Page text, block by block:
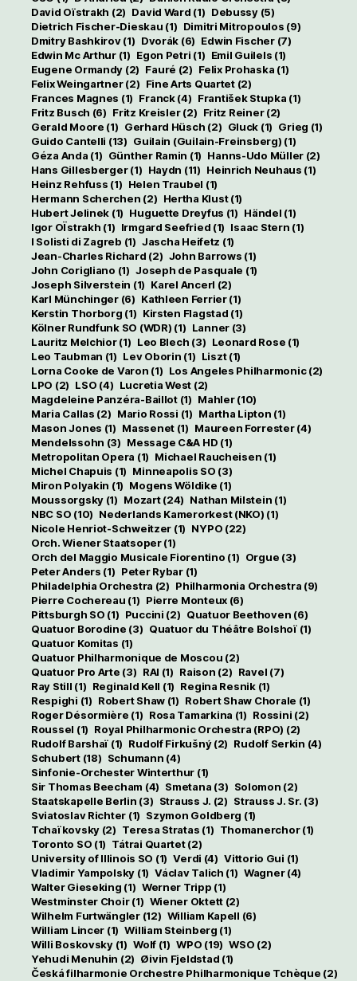
David Oïstrakh (2) David Ward (1) Debussy(5)
Dietrich Fischer-Dieskau (1) Dimitri Mitropoulos (9)
Dmitry Bashkirov(1) Dvorák (6) Edwin Fischer(7)
Edwin Mc Arthur(1) Egon Petri (1) Emil Guilels (1)
Eugene Ormandy (2) Fauré (2) Felix Prohaska (1)
Felix Weingartner(2) Fine Arts Quartet(2)
Frances Magnes (1) Franck(4) František Stupka (1)
Fritz Busch (6) Fritz Kreisler(2) Fritz Reiner(2)
Gerald Moore (1) Gerhard Hüsch (2) Gluck (1) Grieg (1)
Guido Cantelli (13) Guilain (Guilain-Freinsberg) (1)
Géza Anda (1) Günther Ramin (1) Hanns-Udo Müller (2)
Hans Gillesberger(1) Haydn (11) Heinrich Neuhaus (1)
Heinz Rehfuss (1) Helen Traubel (1)
Hermann Scherchen (2) Hertha Klust(1)
Hubert Jelinek (1) Huguette Dreyfus (1) Händel (1)
Igor OÏstrakh (1) Irmgard Seefried (1) Isaac Stern (1)
I Solisti di Zagreb (1) Jascha Heifetz (1)
Jean-Charles Richard (2) John Barrows (1)
John Corigliano (1) Joseph de Pasquale (1)
Joseph Silverstein (1) Karel Ancerl (2)
Karl Münchinger(6) Kathleen Ferrier(1)
Kerstin Thorborg (1) Kirsten Flagstad (1)
Kölner Rundfunk SO (WDR) (1) Lanner (3)
Lauritz Melchior(1) Leo Blech (3) Leonard Rose (1)
Leo Taubman (1) Lev Oborin (1) Liszt(1)
Lorna Cooke de Varon (1) Los Angeles Philharmonic(2)
LPO (2) LSO (4) Lucretia West (2)
Magdeleine Panzéra-Baillot(1) Mahler(10)
Maria Callas (2) Mario Rossi (1) Martha Lipton (1)
Mason Jones (1) Massenet(1) Maureen Forrester(4)
Mendelssohn (3) Message C&A HD (1)
Metropolitan Opera (1) Michael Raucheisen (1)
Michel Chapuis (1) Minneapolis SO (3)
Miron Polyakin (1) Mogens Wöldike (1)
Moussorgsky(1) Mozart(24) Nathan Milstein (1)
NBC SO (10) Nederlands Kamerorkest (NKO) (1)
Nicole Henriot-Schweitzer (1) NYPO (22)
Orch. Wiener Staatsoper(1)
Orch del Maggio Musicale Fiorentino (1) Orgue (3)
Peter Anders (1) Peter Rybar(1)
Philadelphia Orchestra (2) Philharmonia Orchestra (9)
Pierre Cochereau (1) Pierre Monteux (6)
Pittsburgh SO (1) Puccini (2) Quatuor Beethoven (6)
Quatuor Borodine (3) Quatuor du Théâtre Bolshoï(1)
Quatuor Komitas (1)
Quatuor Philharmonique de Moscou (2)
Quatuor Pro Arte (3) RAI (1) Raison (2) Ravel (7)
Ray Still (1) Reginald Kell (1) Regina Resnik(1)
Respighi (1) Robert Shaw(1) Robert Shaw Chorale (1)
Roger Désormière (1) Rosa Tamarkina (1) Rossini (2)
Roussel (1) Royal Philharmonic Orchestra (RPO) (2)
Rudolf Barshaï (1) Rudolf Firkušný(2) Rudolf Serkin (4)
Schubert(18) Schumann (4)
Sinfonie-Orchester Winterthur (1)
Sir Thomas Beecham (4) Smetana (3) Solomon (2)
Staatskapelle Berlin (3) Strauss J. (2) Strauss J. Sr. (3)
Sviatoslav Richter (1) Szymon Goldberg (1)
Tchaïkovsky(2) Teresa Stratas (1) Thomanerchor(1)
Toronto SO (1) Tátrai Quartet(2)
University of Illinois SO (1) Verdi (4) Vittorio Gui (1)
Vladimir Yampolsky (1) Václav Talich (1) Wagner(4)
Walter Gieseking (1) Werner Tripp (1)
Westminster Choir(1) Wiener Oktett (2)
Wilhelm Furtwängler(12) William Kapell (6)
William Lincer (1) William Steinberg (1)
Willi Boskovsky(1) Wolf(1) WPO (19) WSO (2)
Yehudi Menuhin (2) Øivin Fjeldstad (1)
Česká filharmonie Orchestre Philharmonique Tchèque (2)